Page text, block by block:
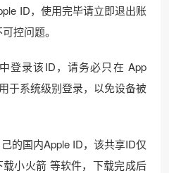
ID，使用完毕请立即退出账
控问题。
登录该ID，请务必只在 App
于系统级别登录，以免设备被
的国内Apple ID，该共享ID仅
小火箭 等软件，下载完成后